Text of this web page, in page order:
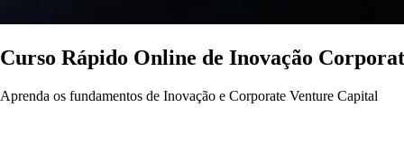
Curso Rápido Online de Inovação
Aprenda os fundamentos de Inovação e Corporate Venture Capital